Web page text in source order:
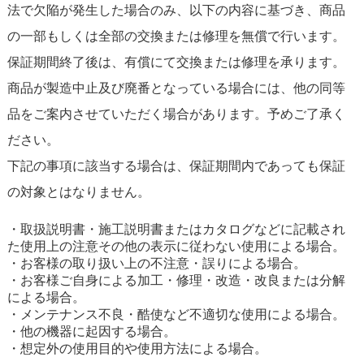
法で欠陥が発生した場合のみ、以下の内容に基づき、商品
の一部もしくは全部の交換または修理を無償で行います。
保証期間終了後は、有償にて交換または修理を承ります。
商品が製造中止及び廃番となっている場合には、他の同等
品をご案内させていただく場合があります。予めご了承く
ださい。
下記の事項に該当する場合は、保証期間内であっても保証
の対象とはなりません。
・取扱説明書・施工説明書またはカタログなどに記載され
た使用上の注意その他の表示に従わない使用による場合。
・お客様の取り扱い上の不注意・誤りによる場合。
・お客様ご自身による加工・修理・改造・改良または分解
による場合。
・メンテナンス不良・酷使など不適切な使用による場合。
・他の機器に起因する場合。
・想定外の使用目的や使用方法による場合。